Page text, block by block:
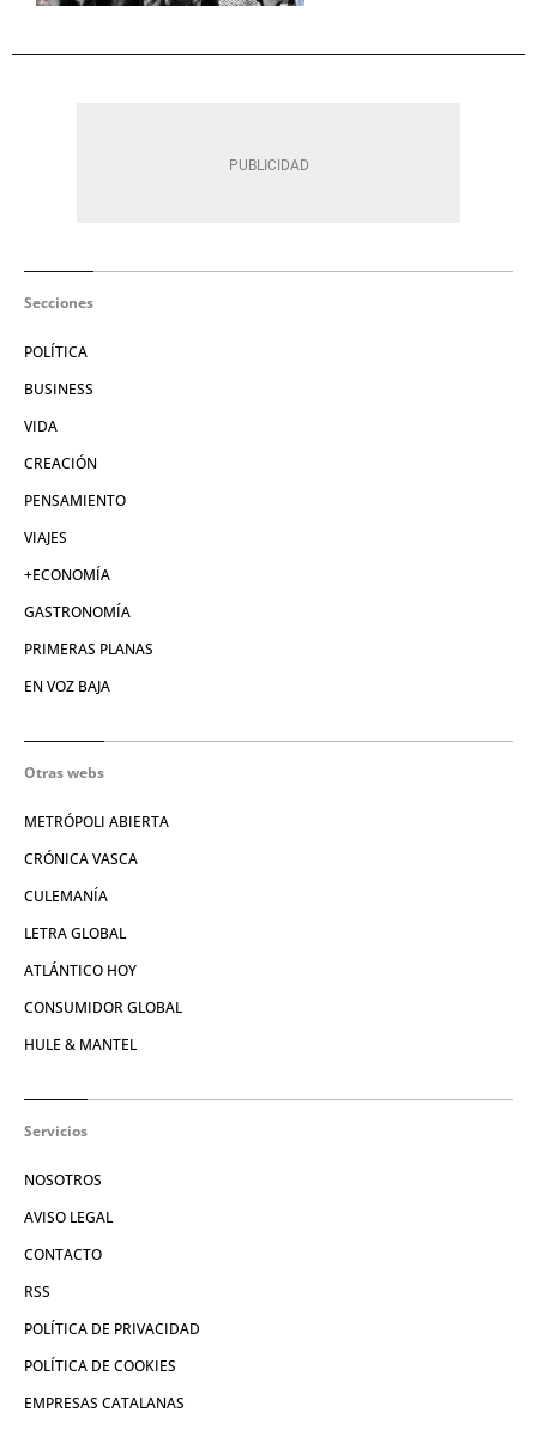
Secciones
POLÍTICA
BUSINESS
VIDA
CREACIÓN
PENSAMIENTO
VIAJES
+ECONOMÍA
GASTRONOMÍA
PRIMERAS PLANAS
EN VOZ BAJA
Otras webs
METRÓPOLI ABIERTA
CRÓNICA VASCA
CULEMANÍA
LETRA GLOBAL
ATLÁNTICO HOY
CONSUMIDOR GLOBAL
HULE & MANTEL
Servicios
NOSOTROS
AVISO LEGAL
CONTACTO
RSS
POLÍTICA DE PRIVACIDAD
POLÍTICA DE COOKIES
EMPRESAS CATALANAS